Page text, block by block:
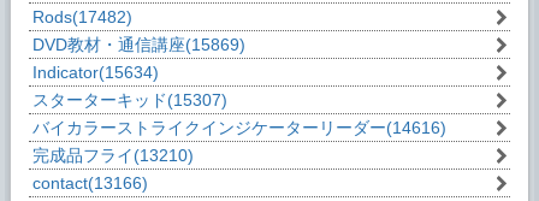
Rods(17482)
DVD教材・通信講座(15869)
Indicator(15634)
スターターキッド(15307)
バイカラーストライクインジケーターリーダー(14616)
完成品フライ(13210)
contact(13166)